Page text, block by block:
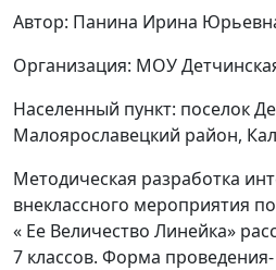
Автор: Панина Ирина
Организация: МОУ
Населенный пункт: поселок
Малоярославецкий район,
Методическая разработка
внеклассного мероприятия
« Ее Величество Линейка»
7 классов. Форма